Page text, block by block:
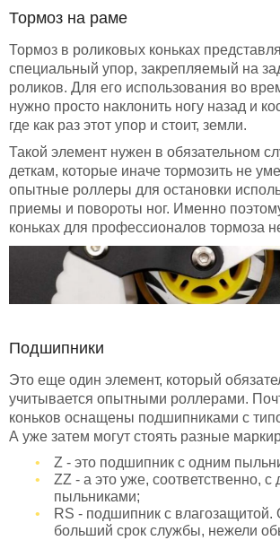
Тормоз на раме
Тормоз в роликовых коньках
специальный упор, закрепляемый на
роликов. Для его использования во
нужно просто наклонить ногу назад и
где как раз этот упор и стоит, земли.
Такой элемент нужен в обязательном
деткам, которые иначе тормозить не
опытные роллеры для остановки
приемы и повороты ног. Именно
коньках для профессионалов тормоза
Подшипники
Это еще один элемент, который
учитывается опытными роллерами.
коньков оснащены подшипниками с
А уже затем могут стоять разные
Z - это подшипник с одним
ZZ - а это уже, соответственно, с
пыльниками;
RS - подшипник с влагозащитой.
больший срок службы, нежели